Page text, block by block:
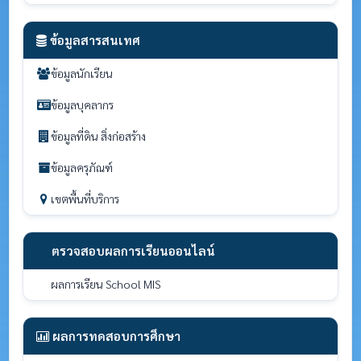
ข้อมูลสารสนเทศ
ข้อมูลนักเรียน
ข้อมูลบุคลากร
ข้อมูลที่ดิน สิ่งก่อสร้าง
ข้อมูลครุภัณฑ์
เขตพื้นที่บริการ
ตรวจสอบผลการเรียนออนไลน์
ผลการเรียน School MIS
ผลการทดสอบการศึกษา